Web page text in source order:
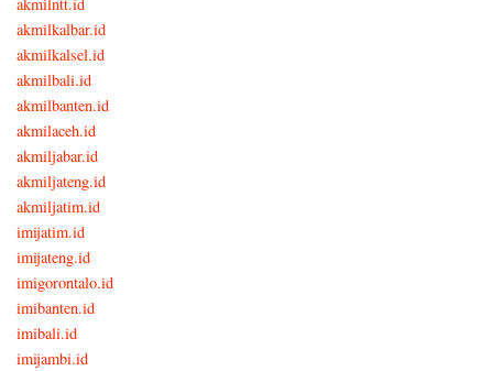
akmilkalbar.id
akmilkalsel.id
akmilbali.id
akmilbanten.id
akmilaceh.id
akmiljabar.id
akmiljateng.id
akmiljatim.id
imijatim.id
imijateng.id
imigorontalo.id
imibanten.id
imibali.id
imijambi.id